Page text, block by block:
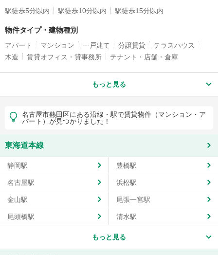
駅徒歩5分以内 駅徒歩10分以内 駅徒歩15分以内
物件タイプ・建物種別
アパート マンション 一戸建て 分譲賃貸
テラスハウス
木造
賃貸オフィス・貸事務所 テナント・店舗・倉庫
もっと見る
名古屋市熱田区にある沿線・駅で賃貸物件（マンション・ア
パート）が見つかりました！
東海道本線
静岡駅 豊橋駅
名古屋駅 浜松駅
金山駅 尾張一宮駅
尾頭橋駅 清水駅
もっと見る